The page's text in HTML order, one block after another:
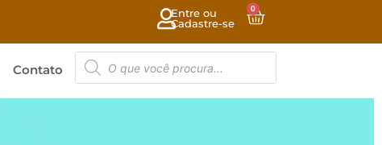
Entre ou
Cadastre-se
0
Contato